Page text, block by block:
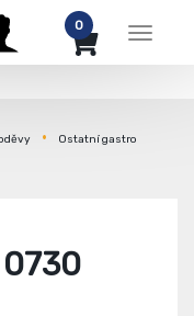
Menu
0
Ostatní gastro
0730